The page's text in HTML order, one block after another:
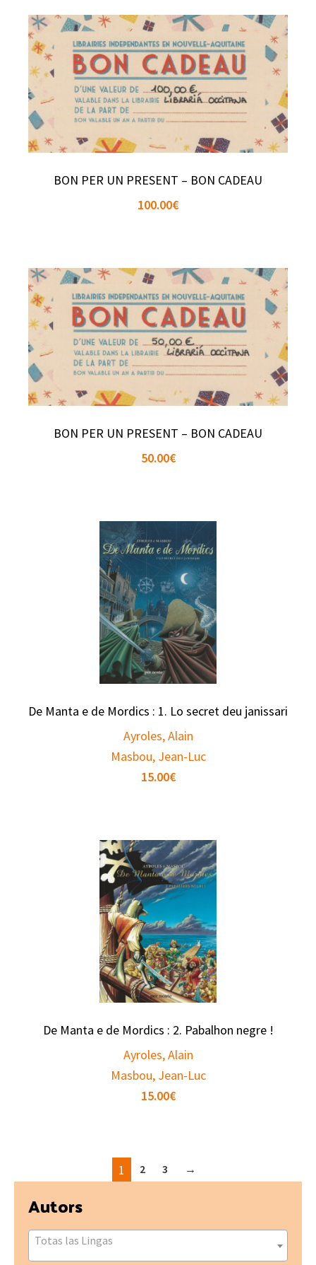
BON PER UN PRESENT – BON CADEAU
100.00€
BON PER UN PRESENT – BON CADEAU
50.00€
De Manta e de Mordics : 1. Lo secret deu janissari
Ayroles, Alain
Masbou, Jean-Luc
15.00€
De Manta e de Mordics : 2. Pabalhon negre !
Ayroles, Alain
Masbou, Jean-Luc
15.00€
1 2 3 →
Primary
Sidebar
Autors
Totas las Lingas